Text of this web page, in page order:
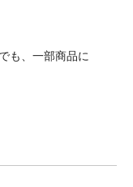
も、一部商品に